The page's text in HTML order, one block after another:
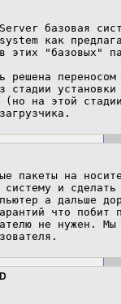
базовая
как
этих "базовых"
решена
стадии
(но на этой
пакеты на
систему и
а дальше
что
не нужен.